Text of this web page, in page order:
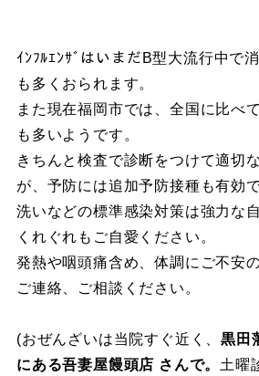
ｲﾝﾌﾙｴﾝｻﾞはいまだB型大流行中で
も多くおられます。
また現在福岡市では、全国に比べ
も多いようです。
きちんと検査で診断をつけて適切
が、予防には追加予防接種も有効
洗いなどの標準感染対策は強力な
くれぐれもご自愛ください。
発熱や咽頭痛含め、体調にご不安
ご連絡、ご相談ください。
(おぜんざいは当院すぐ近く、黒田
にある吾妻屋饅頭店 さんで。 土曜